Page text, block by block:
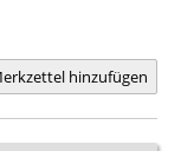
hinzufügen